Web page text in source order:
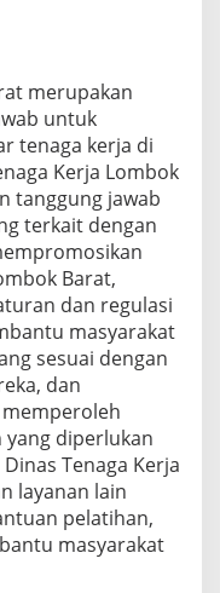
merupakan
untuk
tenaga kerja di
Kerja Lombok
tanggung jawab
terkait dengan
Barat,
dan regulasi
masyarakat
sesuai dengan
dan
diperlukan
Tenaga Kerja
layanan lain
pelatihan,
masyarakat